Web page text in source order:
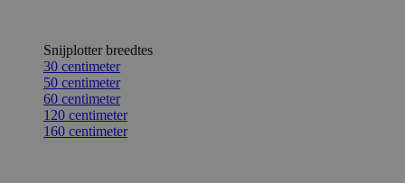
Snijplotter breedtes
30 centimeter
50 centimeter
60 centimeter
120 centimeter
160 centimeter